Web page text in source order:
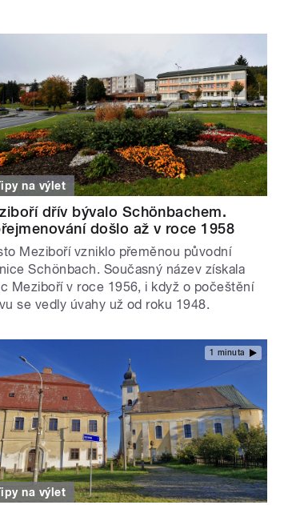
na výlet
dřív bývalo Schönbachem.
došlo až v roce 1958
Meziboří vzniklo přeměnou původní
Schönbach. Současný název získala
Meziboří v roce 1956, i když o počeštění
se vedly úvahy už od roku 1948.
1 minuta
na výlet